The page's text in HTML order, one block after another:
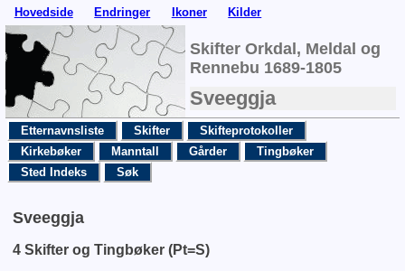
Hovedside Endringer Ikoner Kilder
Skifter Orkdal, Meldal og
Rennebu 1689-1805
Sveeggja
Etternavnsliste Skifter
Skifteprotokoller
Kirkebøker
Manntall Gårder
Tingbøker
Sted Indeks
Søk
Sveeggja
4 Skifter og Tingbøker (Pt=S)